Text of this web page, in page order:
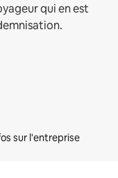
qui en est
sur l'entreprise